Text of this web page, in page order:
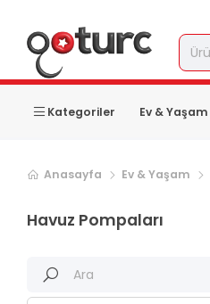
Kategoriler Ev & Yaşam
Anasayfa Ev & Yaşam
Havuz Pompaları